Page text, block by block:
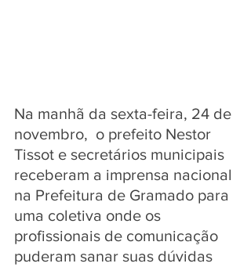
Na manhã da sexta-feira, 24 de
novembro,  o prefeito Nestor
Tissot e secretários municipais
receberam a imprensa nacional
na Prefeitura de Gramado para
uma coletiva onde os
profissionais de comunicação
puderam sanar suas dúvidas